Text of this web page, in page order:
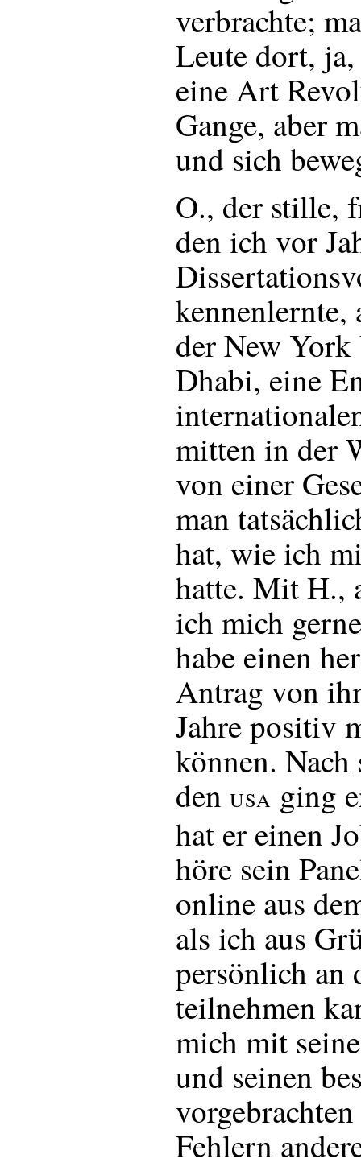
verbrachte;
Leute dort,
eine Art
Gange, aber
und sich
O., der stille,
den ich vor
kennenlernte,
der New
Dhabi, eine
mitten in der
von einer
man
hat, wie ich
hatte. Mit H.,
ich mich
habe einen
Antrag von
Jahre positiv
können.
den USA ging
hat er einen
höre sein
online aus
als ich aus
persönlich an
teilnehmen
mich mit
und seinen
Fehlern